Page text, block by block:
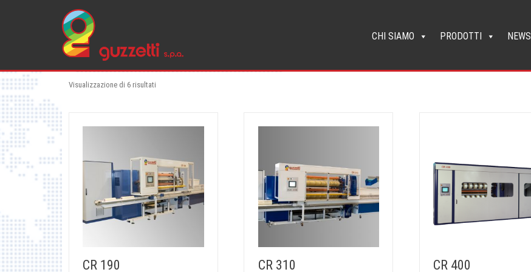
CHI SIAMO PRODOTTI NEWS
Visualizzazione di 6 risultati
CR 190 CR 310 CR 400